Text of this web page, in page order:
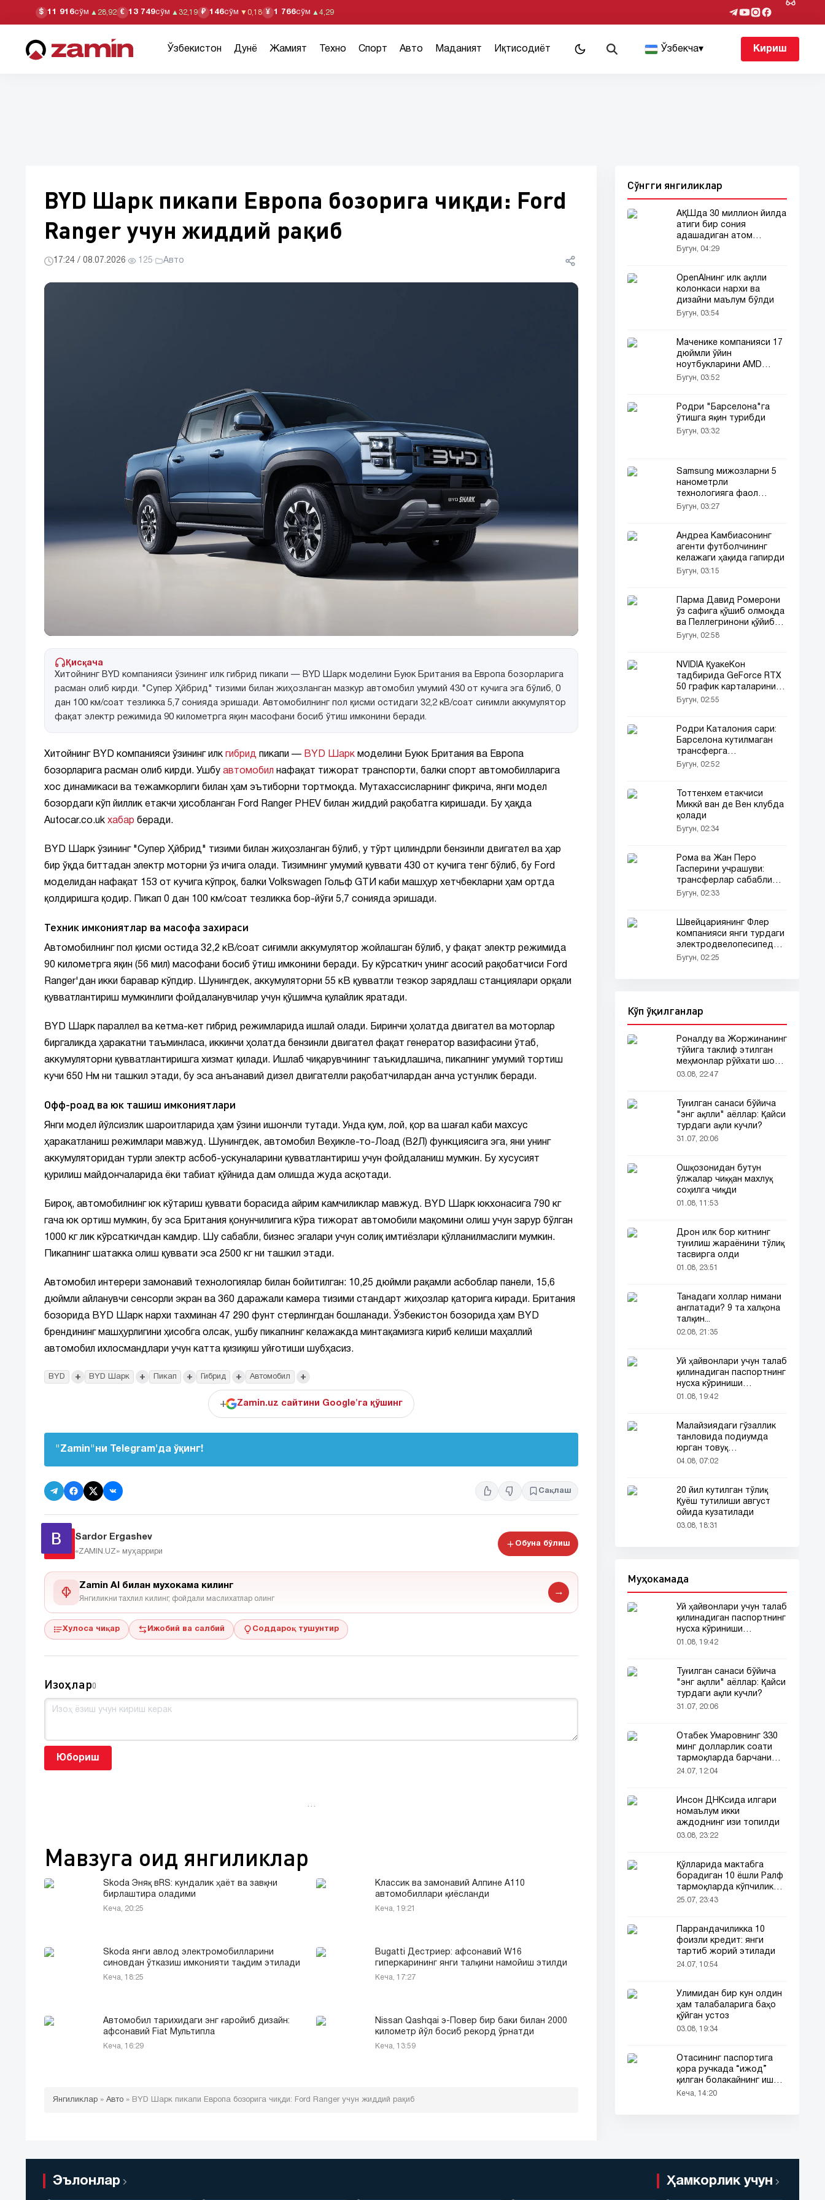
$ 11 916сўм ▲ 28,92 € 13 749сўм ▲ 32,19 ₽ 146сўм ▼ 0,18 ¥ 1 766сўм ▲ 4,29
Ўзбекистон Дунё Жамият Техно Спорт Авто Маданият Иқтисодиёт Ўзбекча▾ Кириш
BYD Шарк пикапи Европа бозорига чиқди: Ford
Ranger учун жиддий рақиб
17:24 / 08.07.2026· 125· Авто
Қисқача
Хитойнинг BYD компанияси ўзининг илк гибрид пикапи — BYD Шарк моделини Буюк Британия ва Европа бозорларига
расман олиб кирди. "Супер Ҳйбрид" тизими билан жиҳозланган мазкур автомобил умумий 430 от кучига эга бўлиб, 0
дан 100 км/соат тезликка 5,7 сонияда эришади. Автомобилнинг пол қисми остидаги 32,2 кВ/соат сиғимли аккумулятор
фақат электр режимида 90 километрга яқин масофани босиб ўтиш имконини беради.
Хитойнинг BYD компанияси ўзининг илк гибрид пикапи — BYD Шарк моделини Буюк Британия ва Европа
бозорларига расман олиб кирди. Ушбу автомобил нафақат тижорат транспорти, балки спорт автомобилларига
хос динамикаси ва тежамкорлиги билан ҳам эътиборни тортмоқда. Мутахассисларнинг фикрича, янги модел
бозордаги кўп йиллик етакчи ҳисобланган Ford Ranger PHEV билан жиддий рақобатга киришади. Бу ҳақда
Autocar.co.uk хабар беради.
BYD Шарк ўзининг "Супер Ҳйбрид" тизими билан жиҳозланган бўлиб, у тўрт цилиндрли бензинли двигател ва ҳар
бир ўқда биттадан электр моторни ўз ичига олади. Тизимнинг умумий қуввати 430 от кучига тенг бўлиб, бу Ford
моделидан нафақат 153 от кучига кўпроқ, балки Volkswagen Гольф GTИ каби машҳур хетчбекларни ҳам ортда
қолдиришга қодир. Пикап 0 дан 100 км/соат тезликка бор-йўғи 5,7 сонияда эришади.
Техник имкониятлар ва масофа захираси
Автомобилнинг пол қисми остида 32,2 кВ/соат сиғимли аккумулятор жойлашган бўлиб, у фақат электр режимида
90 километрга яқин (56 мил) масофани босиб ўтиш имконини беради. Бу кўрсаткич унинг асосий рақобатчиси Ford
Ranger'дан икки баравар кўпдир. Шунингдек, аккумуляторни 55 кВ қувватли тезкор зарядлаш станциялари орқали
қувватлантириш мумкинлиги фойдаланувчилар учун қўшимча қулайлик яратади.
BYD Шарк параллел ва кетма-кет гибрид режимларида ишлай олади. Биринчи ҳолатда двигател ва моторлар
биргаликда ҳаракатни таъминласа, иккинчи ҳолатда бензинли двигател фақат генератор вазифасини ўтаб,
аккумуляторни қувватлантиришга хизмат қилади. Ишлаб чиқарувчининг таъкидлашича, пикапнинг умумий тортиш
кучи 650 Нм ни ташкил этади, бу эса анъанавий дизел двигателли рақобатчилардан анча устунлик беради.
Офф-роад ва юк ташиш имкониятлари
Янги модел йўлсизлик шароитларида ҳам ўзини ишончли тутади. Унда қум, лой, қор ва шағал каби махсус
ҳаракатланиш режимлари мавжуд. Шунингдек, автомобил Веҳикле-то-Лоад (В2Л) функциясига эга, яни унинг
аккумуляторидан турли электр асбоб-ускуналарини қувватлантириш учун фойдаланиш мумкин. Бу хусусият
қурилиш майдончаларида ёки табиат қўйнида дам олишда жуда асқотади.
Бироқ, автомобилнинг юк кўтариш қуввати борасида айрим камчиликлар мавжуд. BYD Шарк юкхонасига 790 кг
гача юк ортиш мумкин, бу эса Британия қонунчилигига кўра тижорат автомобили мақомини олиш учун зарур бўлган
1000 кг лик кўрсаткичдан камдир. Шу сабабли, бизнес эгалари учун солиқ имтиёзлари қўлланилмаслиги мумкин.
Пикапнинг шатакка олиш қуввати эса 2500 кг ни ташкил этади.
Автомобил интерери замонавий технологиялар билан бойитилган: 10,25 дюймли рақамли асбоблар панели, 15,6
дюймли айланувчи сенсорли экран ва 360 даражали камера тизими стандарт жиҳозлар қаторига киради. Британия
бозорида BYD Шарк нархи тахминан 47 290 фунт стерлингдан бошланади. Ўзбекистон бозорида ҳам BYD
брендининг машҳурлигини ҳисобга олсак, ушбу пикапнинг келажакда минтақамизга кириб келиши маҳаллий
автомобил ихлосмандлари учун катта қизиқиш уйғотиши шубҳасиз.
BYD + BYD Шарк + Пикап + Гибрид + Автомобил +
+ Zamin.uz сайтини Google'га қўшинг
"Zamin"ни Telegram'да ўқинг!
Сақлаш
Sardor Ergashev
«ZAMIN.UZ» муҳаррири
Обуна бўлиш
Zamin AI билан мухокама килинг
Янгиликни тахлил килинг, фойдали маслихатлар олинг
→
Хулоса чиқар Ижобий ва салбий Соддароқ тушунтир
Изоҳлар0
Юбориш
…
Мавзуга оид янгиликлар
Skoda Эняқ вRS: кундалик ҳаёт ва завқни
бирлаштира оладими
Кеча, 20:25
Классик ва замонавий Алпине A110
автомобиллари қиёсланди
Кеча, 19:21
Skoda янги авлод электромобилларини
синовдан ўтказиш имконияти тақдим этилади
Кеча, 18:25
Bugatti Дестриер: афсонавий W16
гиперкарининг янги талқини намойиш этилди
Кеча, 17:27
Автомобил тарихидаги энг ғаройиб дизайн:
афсонавий Fiat Мультипла
Кеча, 16:29
Nissan Qashqai э-Повер бир баки билан 2000
километр йўл босиб рекорд ўрнатди
Кеча, 13:59
Янгиликлар » Авто » BYD Шарк пикапи Европа бозорига чиқди: Ford Ranger учун жиддий рақиб
Сўнгги янгиликлар
АҚШда 30 миллион йилда
атиги бир сония
адашадиган атом
соатлари ишлаб
Бугун, 04:29
OpenAIнинг илк ақлли
колонкаси нархи ва
дизайни маълум бўлди
Бугун, 03:54
Маченике компанияси 17
дюймли ўйин
ноутбукларини AMD
платформасига ўтказди
Бугун, 03:52
Родри "Барселона"га
ўтишга яқин турибди
Бугун, 03:32
Samsung мижозларни 5
нанометрли
технологияга фаол
ўтказмоқда
Бугун, 03:27
Андреа Камбиасонинг
агенти футболчининг
келажаги ҳақида гапирди
Бугун, 03:15
Парма Давид Ромерони
ўз сафига қўшиб олмоқда
ва Пеллегринони қўйиб
юборишга тайёр
Бугун, 02:58
NVIDIA ҚуакеКон
тадбирида GeForce RTX
50 график карталарини
тавсия этилган нархда
Бугун, 02:55
Родри Каталония сари:
Барселона кутилмаган
трансферга
яқинлашмоқда
Бугун, 02:52
Тоттенхем етакчиси
Миккй ван де Вен клубда
қолади
Бугун, 02:34
Рома ва Жан Перо
Гасперини учрашуви:
трансферлар сабабли
интервю бекор қилинди
Бугун, 02:33
Швейцариянинг Флер
компанияси янги турдаги
электродвелопесипедни
тақдим этди
Бугун, 02:25
Кўп ўқилганлар
Роналду ва Жоржинанинг
тўйига таклиф этилган
меҳмонлар рўйхати шов-
шувда
03.08, 22:47
Туғилган санаси бўйича
"энг ақлли" аёллар: Қайси
турдаги ақли кучли?
31.07, 20:06
Ошқозонидан бутун
ўлжалар чиққан махлуқ
соҳилга чиқди
01.08, 11:53
Дрон илк бор китнинг
туғилиш жараёнини тўлиқ
тасвирга олди
01.08, 23:51
Танадаги холлар нимани
англатади? 9 та халқона
талқин...
02.08, 21:35
Уй ҳайвонлари учун талаб
қилинадиган паспортнинг
нусха кўриниши
тармоқларда тарқалди
01.08, 19:42
Малайзиядаги гўзаллик
танловида подиумда
юрган товуқ
томошабинлар
04.08, 07:02
20 йил кутилган тўлиқ
Қуёш тутилиши август
ойида кузатилади
03.08, 18:31
Муҳокамада
Уй ҳайвонлари учун талаб
қилинадиган паспортнинг
нусха кўриниши
тармоқларда тарқалди
01.08, 19:42
Туғилган санаси бўйича
"энг ақлли" аёллар: Қайси
турдаги ақли кучли?
31.07, 20:06
Отабек Умаровнинг 330
минг долларлик соати
тармоқларда барчани
эътиборини тортди!
24.07, 12:04
Инсон ДНКсида илгари
номаълум икки
аждоднинг изи топилди
03.08, 23:22
Қўлларида мактабга
борадиган 10 ёшли Ралф
тармоқларда кўпчиликни
таъсирлантирди
25.07, 23:43
Паррандачиликка 10
фоизли кредит: янги
тартиб жорий этилади
24.07, 10:54
Ўлимидан бир кун олдин
ҳам талабаларига баҳо
қўйган устоз
03.08, 19:34
Отасининг паспортига
қора ручкада “ижод”
қилган болакайнинг иши
барчанинг диққатини
Кеча, 14:20
Эълонлар Ҳамкорлик учун